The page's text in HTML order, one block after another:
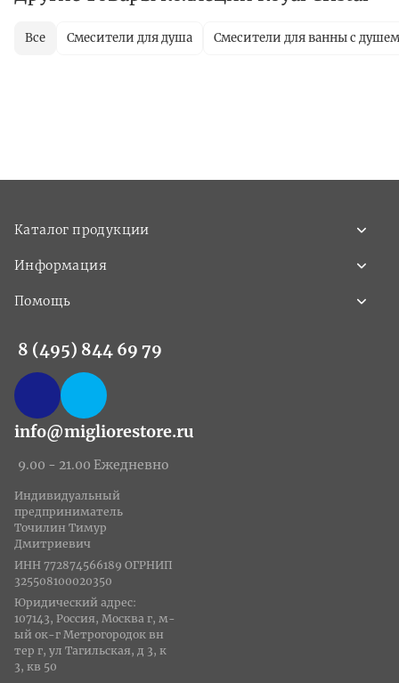
Все Смесители для душа Смесители для ванны с душем
Каталог продукции
Информация
Помощь
8 (495) 844 69 79
info@migliorestore.ru
9.00 - 21.00 Ежедневно
Индивидуальный
предприниматель
Точилин Тимур
Дмитриевич
ИНН 772874566189 ОГРНИП
325508100020350
Юридический адрес:
107143, Россия, Москва г, м-
ый ок-г Метрогородок вн
тер г, ул Тагильская, д 3, к
3, кв 50